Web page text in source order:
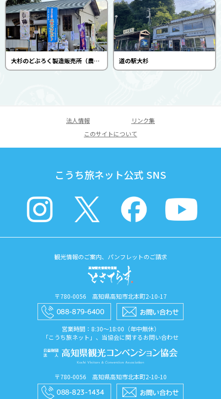
大杉のどぶろく製造販売所（農家食堂ファミリー大杉） 道の駅大杉
法人情報
リンク集
このサイトについて
こうち旅ネット公式 SNS
観光情報のご案内、パンフレットのご請求
〒780-0056 高知県高知市北本町2-10-17
営業時間：8:30〜18:00（年中無休）
「こうち旅ネット」、当協会に関するお問い合わせ
〒780-0056 高知県高知市北本町2-10-10